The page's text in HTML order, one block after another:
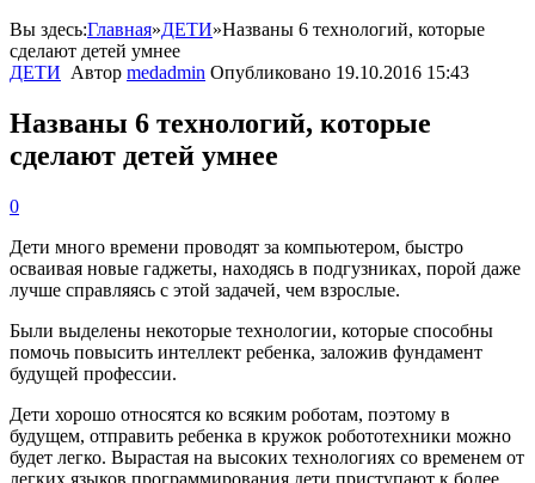
Вы здесь:Главная»ДЕТИ»Названы 6 технологий, которые
сделают детей умнее
ДЕТИ Автор medadmin Опубликовано 19.10.2016 15:43
Названы 6 технологий, которые
сделают детей умнее
0
Дети много времени проводят за компьютером, быстро
осваивая новые гаджеты, находясь в подгузниках, порой даже
лучше справляясь с этой задачей, чем взрослые.
Были выделены некоторые технологии, которые способны
помочь повысить интеллект ребенка, заложив фундамент
будущей профессии.
Дети хорошо относятся ко всяким роботам, поэтому в
будущем, отправить ребенка в кружок робототехники можно
будет легко. Вырастая на высоких технологиях со временем от
легких языков программирования дети приступают к более